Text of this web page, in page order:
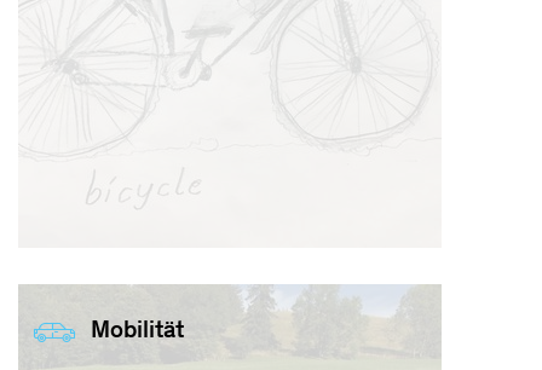
Mobilität